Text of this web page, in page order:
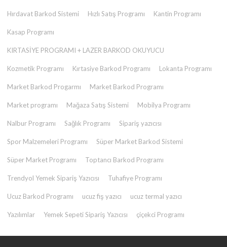
Hırdavat Barkod Sistemi Hızlı Satış Programı Kantin Programı
Kasap Programı
KIRTASİYE PROGRAMI + LAZER BARKOD OKUYUCU
Kozmetik Programı Kırtasiye Barkod Programı Lokanta Programı
Market Barkod Progarmı Market Barkod Programı
Market programı Mağaza Satış Sistemi Mobilya Programı
Nalbur Programı Sağlık Programı Sipariş yazıcısı
Spor Malzemeleri Programı Süper Market Barkod Sistemi
Süper Market Programı Toptancı Barkod Programı
Trendyol Yemek Sipariş Yazıcısı Tuhafiye Programı
Ucuz Barkod Programı ucuz fiş yazıcı ucuz termal yazıcı
Yazılımlar Yemek Sepeti Sipariş Yazıcısı çiçekci Programı